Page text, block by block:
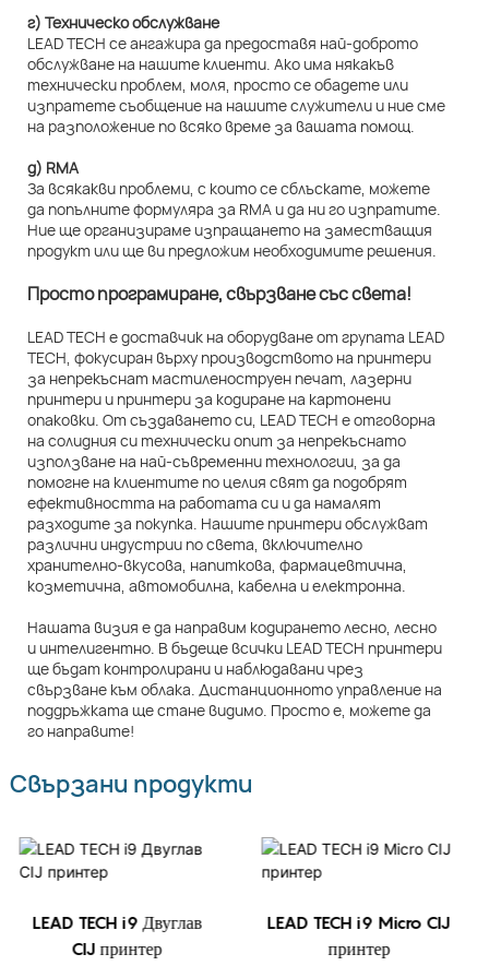
г) Техническо обслужване
LEAD TECH се ангажира да предоставя най-доброто
обслужване на нашите клиенти. Ако има някакъв
технически проблем, моля, просто се обадете или
изпратете съобщение на нашите служители и ние сме
на разположение по всяко време за вашата помощ.
д) RMA
За всякакви проблеми, с които се сблъскате, можете
да попълните формуляра за RMA и да ни го изпратите.
Ние ще организираме изпращането на заместващия
продукт или ще ви предложим необходимите решения.
Просто програмиране, свързване със света!
LEAD TECH е доставчик на оборудване от групата LEAD
TECH, фокусиран върху производството на принтери
за непрекъснат мастиленоструен печат, лазерни
принтери и принтери за кодиране на картонени
опаковки. От създаването си, LEAD TECH е отговорна
на солидния си технически опит за непрекъснато
използване на най-съвременни технологии, за да
помогне на клиентите по целия свят да подобрят
ефективността на работата си и да намалят
разходите за покупка. Нашите принтери обслужват
различни индустрии по света, включително
хранително-вкусова, напиткова, фармацевтична,
козметична, автомобилна, кабелна и електронна.
Нашата визия е да направим кодирането лесно, лесно
и интелигентно. В бъдеще всички LEAD TECH принтери
ще бъдат контролирани и наблюдавани чрез
свързване към облака. Дистанционното управление на
поддръжката ще стане видимо. Просто е, можете да
го направите!
Свързани продукти
LEAD TECH i9 Двуглав
CIJ принтер
LEAD TECH i9 Micro CIJ
принтер